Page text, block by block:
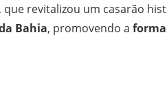
revitalizou um casarão
Bahia, promovendo a